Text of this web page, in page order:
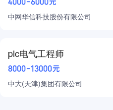
金融
物流/仓储/司机
汽车
4000-6000元
中网华信科技股份有限公司
plc电气工程师
8000-13000元
中大(天津)集团有限公司